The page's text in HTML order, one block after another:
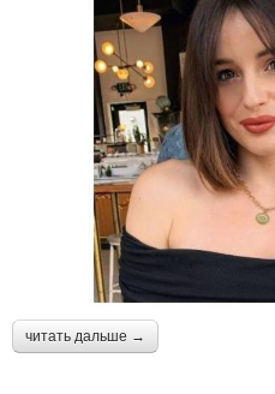
читать дальше →